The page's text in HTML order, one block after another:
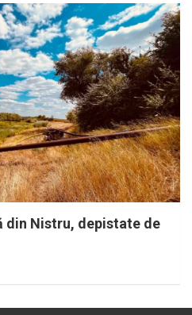
din Nistru, depistate de